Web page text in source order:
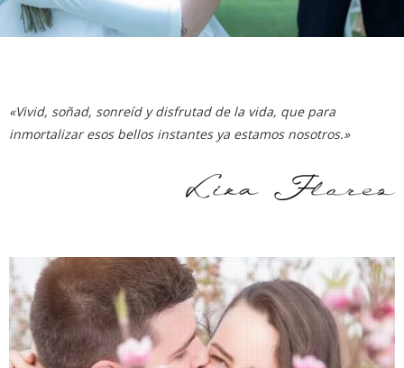
«Vivid, soñad, sonreíd y disfrutad de la vida, que para
inmortalizar esos bellos instantes ya estamos nosotros.»